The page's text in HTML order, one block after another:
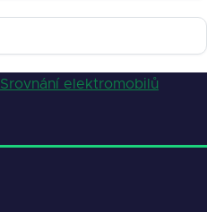
Srovnání elektromobilů